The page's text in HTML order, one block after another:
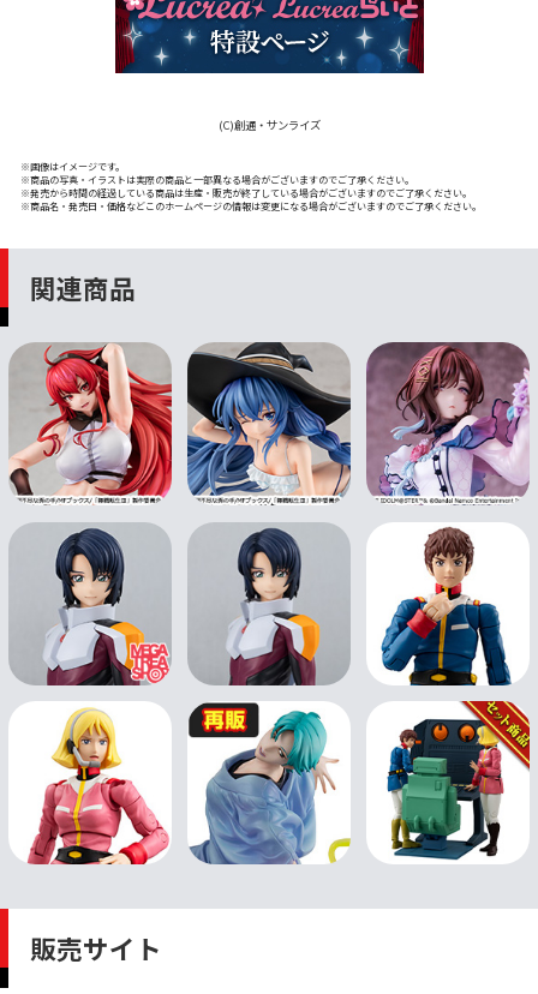
(C)創通・サンライズ
※画像はイメージです。
※商品の写真・イラストは実際の商品と一部異なる場合がございますのでご了承ください。
※発売から時間の経過している商品は生産・販売が終了している場合がございますのでご了承ください。
※商品名・発売日・価格などこのホームページの情報は変更になる場合がございますのでご了承ください。
関連商品
販売サイト